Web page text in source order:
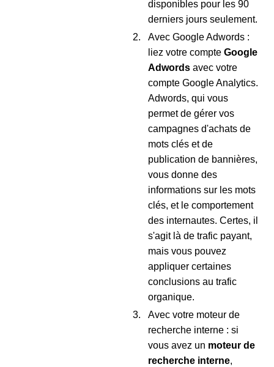
disponibles pour les 90
derniers jours seulement.
Avec Google Adwords :
liez votre compteGoogle
Adwords avec votre
compte Google Analytics.
Adwords, qui vous
permet de gérer vos
campagnes d'achats de
mots clés et de
publication de bannières,
vous donne des
informations sur les mots
clés, et le comportement
des internautes. Certes, il
s'agit là de trafic payant,
mais vous pouvez
appliquer certaines
conclusions au trafic
organique.
Avec votre moteur de
recherche interne : si
vous avez un moteur de
recherche interne,